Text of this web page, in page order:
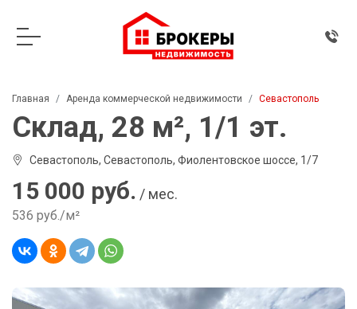
Главная Аренда коммерческой недвижимости Севастополь
Склад, 28 м², 1/1 эт.
Севастополь, Севастополь, Фиолентовское шоссе, 1/7
15 000 руб. / мес.
536 руб./м²